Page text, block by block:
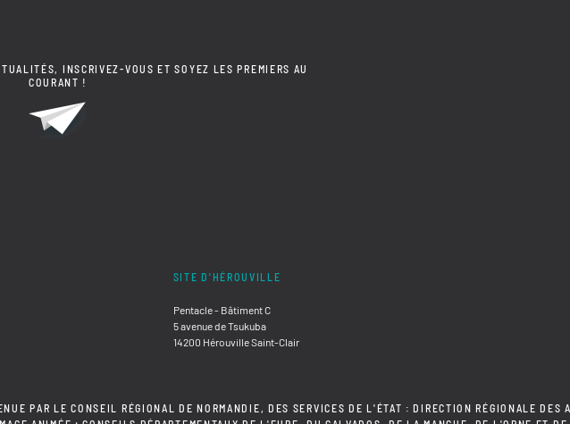
INSCRIVEZ-VOUS ET SOYEZ LES PREMIERS AU
COURANT !
SITE D'HÉROUVILLE
Pentacle - Bâtiment C
5 avenue de Tsukuba
14200 Hérouville Saint-Clair
PAR LE CONSEIL RÉGIONAL DE NORMANDIE, DES SERVICES DE L'ÉTAT : DIRECTION RÉGIONALE DES